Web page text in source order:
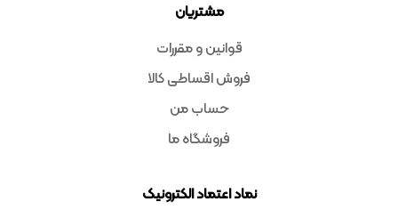
مشتریان
قوانین و مقررات
فروش اقساطی کالا
حساب من
فروشگاه ما
نماد اعتماد الکترونیک